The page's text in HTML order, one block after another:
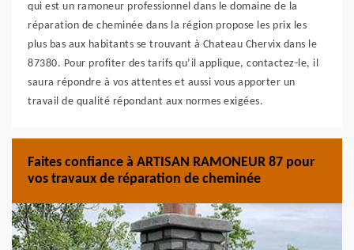
qui est un ramoneur professionnel dans le domaine de la
réparation de cheminée dans la région propose les prix les
plus bas aux habitants se trouvant à Chateau Chervix dans le
87380. Pour profiter des tarifs qu’il applique, contactez-le, il
saura répondre à vos attentes et aussi vous apporter un
travail de qualité répondant aux normes exigées.
Faites confiance à ARTISAN RAMONEUR 87 pour
vos travaux de réparation de cheminée